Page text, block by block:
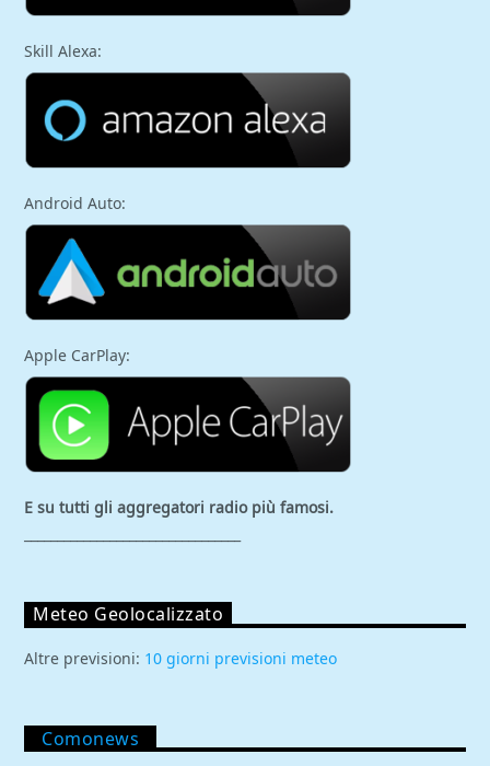
Skill Alexa:
Android Auto:
Apple CarPlay:
E su tutti gli aggregatori radio più famosi.
Meteo Geolocalizzato
Altre previsioni: 10 giorni previsioni meteo
Comonews